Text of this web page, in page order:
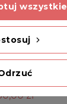
T-14-BL
zł
wszystkie